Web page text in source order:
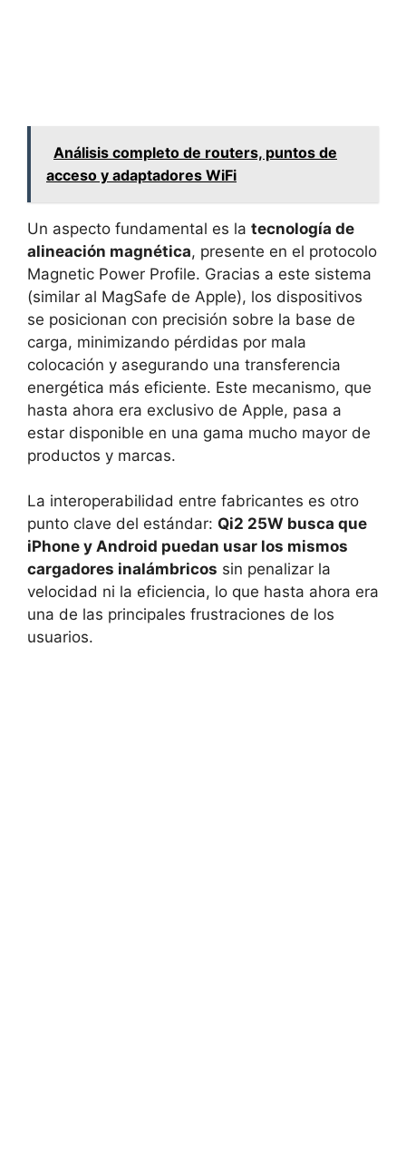
Análisis completo de routers, puntos de
acceso y adaptadores WiFi
Un aspecto fundamental es la tecnología de
alineación magnética, presente en el protocolo
Magnetic Power Profile. Gracias a este sistema
(similar al MagSafe de Apple), los dispositivos
se posicionan con precisión sobre la base de
carga, minimizando pérdidas por mala
colocación y asegurando una transferencia
energética más eficiente. Este mecanismo, que
hasta ahora era exclusivo de Apple, pasa a
estar disponible en una gama mucho mayor de
productos y marcas.
La interoperabilidad entre fabricantes es otro
punto clave del estándar: Qi2 25W busca que
iPhone y Android puedan usar los mismos
cargadores inalámbricos sin penalizar la
velocidad ni la eficiencia, lo que hasta ahora era
una de las principales frustraciones de los
usuarios.